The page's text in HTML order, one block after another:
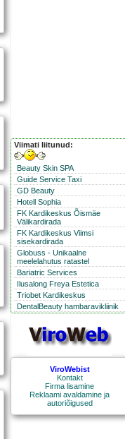
Viimati liitunud:
Beauty Skin SPA
Guide Service Taxi
GD Beauty
Hotell Sophia
FK Kardikeskus Õismäe
Välikardirada
FK Kardikeskus Viimsi
sisekardirada
Globuss - Unikaalne
meelelahutus ratastel
Bariatric Services
Ilusalong Freya Estetica
Triobet Kardikeskus
DentalBeauty hambaravikliinik
ViroWebist
Kontakt
Firma lisamine
Reklaami avaldamine ja
autoriõigused